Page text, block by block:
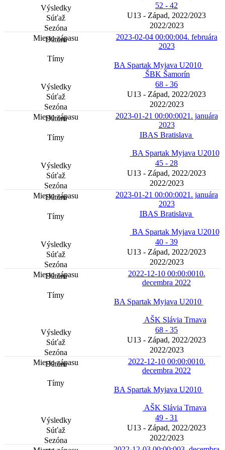
52 - 42
U13 - Západ, 2022/2023
2022/2023
2023-02-04 00:00:004. februára
2023
BA Spartak Myjava U2010
ŠBK Šamorín
68 - 36
U13 - Západ, 2022/2023
2022/2023
2023-01-21 00:00:0021. januára
2023
IBAS Bratislava
BA Spartak Myjava U2010
45 - 28
U13 - Západ, 2022/2023
2022/2023
2023-01-21 00:00:0021. januára
2023
IBAS Bratislava
BA Spartak Myjava U2010
40 - 39
U13 - Západ, 2022/2023
2022/2023
2022-12-10 00:00:0010.
decembra 2022
BA Spartak Myjava U2010
AŠK Slávia Trnava
68 - 35
U13 - Západ, 2022/2023
2022/2023
2022-12-10 00:00:0010.
decembra 2022
BA Spartak Myjava U2010
AŠK Slávia Trnava
49 - 31
U13 - Západ, 2022/2023
2022/2023